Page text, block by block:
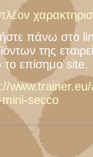
πάνω στο
της
επίσημο site.
secco